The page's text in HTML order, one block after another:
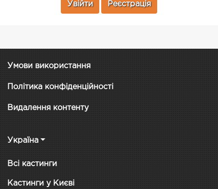
Увійти Реєстрація
Умови використання
Політика конфіденційності
Видалення контенту
Україна
Всі кастинги
Кастинги у Києві